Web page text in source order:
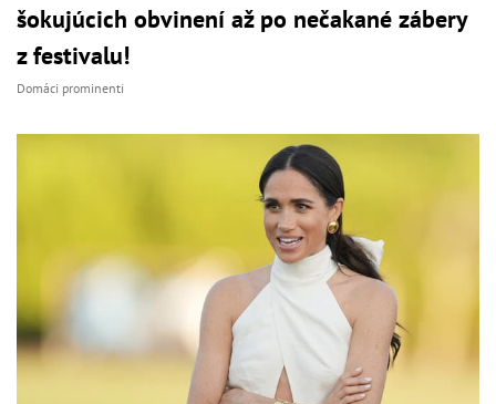
šokujúcich obvinení až po nečakané zábery
z festivalu!
Domáci prominenti